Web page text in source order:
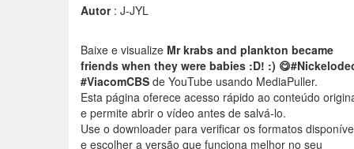
Autor: J-JYL
Baixe e visualize Mr krabs and plankton became
friends when they were babies :D! :)
#ViacomCBS de YouTube usando MediaPuller.
Esta página oferece acesso rápido ao conteúdo
e permite abrir o vídeo antes de salvá-lo.
Use o downloader para verificar os formatos
e escolher a versão que funciona melhor no seu